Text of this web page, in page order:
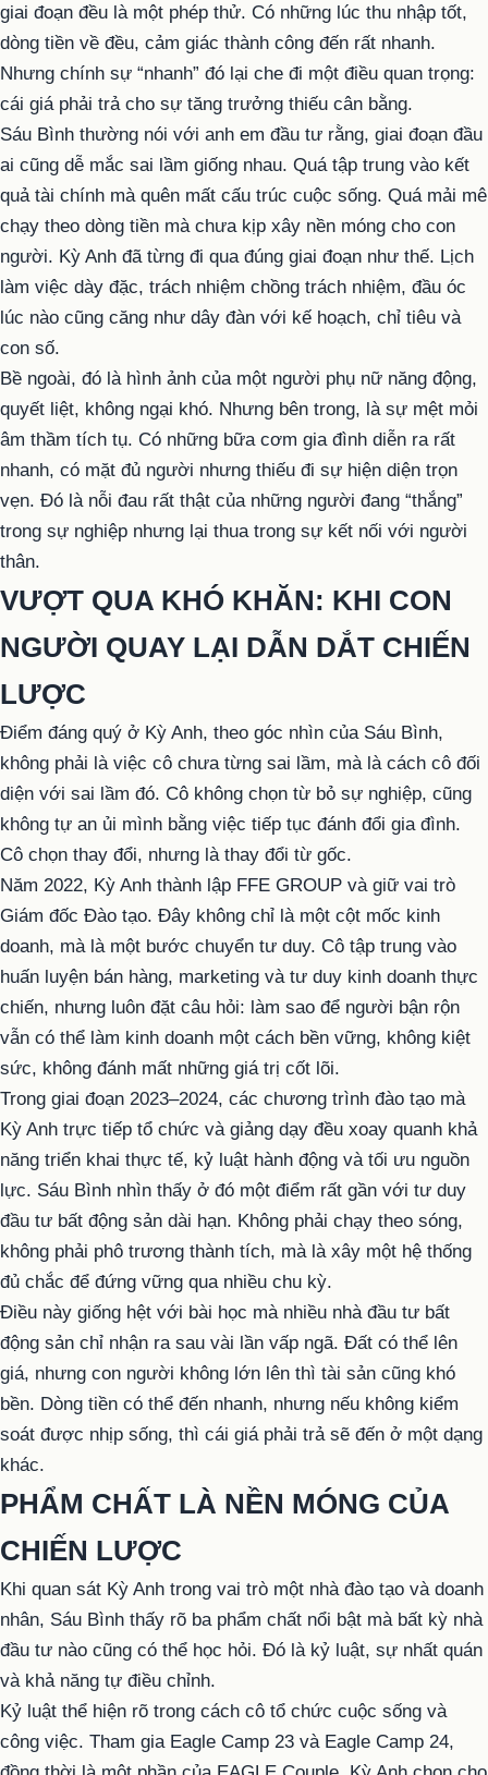
giai đoạn đều là một phép thử. Có những lúc thu nhập tốt,
dòng tiền về đều, cảm giác thành công đến rất nhanh.
Nhưng chính sự “nhanh” đó lại che đi một điều quan trọng:
cái giá phải trả cho sự tăng trưởng thiếu cân bằng.
Sáu Bình thường nói với anh em đầu tư rằng, giai đoạn đầu
ai cũng dễ mắc sai lầm giống nhau. Quá tập trung vào kết
quả tài chính mà quên mất cấu trúc cuộc sống. Quá mải mê
chạy theo dòng tiền mà chưa kịp xây nền móng cho con
người. Kỳ Anh đã từng đi qua đúng giai đoạn như thế. Lịch
làm việc dày đặc, trách nhiệm chồng trách nhiệm, đầu óc
lúc nào cũng căng như dây đàn với kế hoạch, chỉ tiêu và
con số.
Bề ngoài, đó là hình ảnh của một người phụ nữ năng động,
quyết liệt, không ngại khó. Nhưng bên trong, là sự mệt mỏi
âm thầm tích tụ. Có những bữa cơm gia đình diễn ra rất
nhanh, có mặt đủ người nhưng thiếu đi sự hiện diện trọn
vẹn. Đó là nỗi đau rất thật của những người đang “thắng”
trong sự nghiệp nhưng lại thua trong sự kết nối với người
thân.
VƯỢT QUA KHÓ KHĂN: KHI CON
NGƯỜI QUAY LẠI DẪN DẮT CHIẾN
LƯỢC
Điểm đáng quý ở Kỳ Anh, theo góc nhìn của Sáu Bình,
không phải là việc cô chưa từng sai lầm, mà là cách cô đối
diện với sai lầm đó. Cô không chọn từ bỏ sự nghiệp, cũng
không tự an ủi mình bằng việc tiếp tục đánh đổi gia đình.
Cô chọn thay đổi, nhưng là thay đổi từ gốc.
Năm 2022, Kỳ Anh thành lập FFE GROUP và giữ vai trò
Giám đốc Đào tạo. Đây không chỉ là một cột mốc kinh
doanh, mà là một bước chuyển tư duy. Cô tập trung vào
huấn luyện bán hàng, marketing và tư duy kinh doanh thực
chiến, nhưng luôn đặt câu hỏi: làm sao để người bận rộn
vẫn có thể làm kinh doanh một cách bền vững, không kiệt
sức, không đánh mất những giá trị cốt lõi.
Trong giai đoạn 2023–2024, các chương trình đào tạo mà
Kỳ Anh trực tiếp tổ chức và giảng dạy đều xoay quanh khả
năng triển khai thực tế, kỷ luật hành động và tối ưu nguồn
lực. Sáu Bình nhìn thấy ở đó một điểm rất gần với tư duy
đầu tư bất động sản dài hạn. Không phải chạy theo sóng,
không phải phô trương thành tích, mà là xây một hệ thống
đủ chắc để đứng vững qua nhiều chu kỳ.
Điều này giống hệt với bài học mà nhiều nhà đầu tư bất
động sản chỉ nhận ra sau vài lần vấp ngã. Đất có thể lên
giá, nhưng con người không lớn lên thì tài sản cũng khó
bền. Dòng tiền có thể đến nhanh, nhưng nếu không kiểm
soát được nhịp sống, thì cái giá phải trả sẽ đến ở một dạng
khác.
PHẨM CHẤT LÀ NỀN MÓNG CỦA
CHIẾN LƯỢC
Khi quan sát Kỳ Anh trong vai trò một nhà đào tạo và doanh
nhân, Sáu Bình thấy rõ ba phẩm chất nổi bật mà bất kỳ nhà
đầu tư nào cũng có thể học hỏi. Đó là kỷ luật, sự nhất quán
và khả năng tự điều chỉnh.
Kỷ luật thể hiện rõ trong cách cô tổ chức cuộc sống và
công việc. Tham gia Eagle Camp 23 và Eagle Camp 24,